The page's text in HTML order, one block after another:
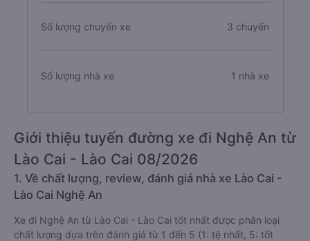
Số lượng chuyến xe 3 chuyến
Số lượng nhà xe 1 nhà xe
Giới thiệu tuyến đường xe đi Nghệ An từ
Lào Cai - Lào Cai 08/2026
1. Về chất lượng, review, đánh giá nhà xe Lào Cai -
Lào Cai Nghệ An
Xe đi Nghệ An từ Lào Cai - Lào Cai tốt nhất được phân loại
chất lượng dựa trên đánh giá từ 1 đến 5 (1: tệ nhất, 5: tốt